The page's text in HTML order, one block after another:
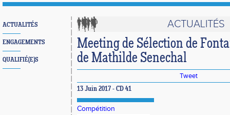
ACTUALITÉS
ENGAGEMENTS
QUALIFIÉ(E)S
ACTUALITÉS
Meeting de Sélection de
de Mathilde Senechal
Tweet
13 Juin 2017 - CD 41
Compétition